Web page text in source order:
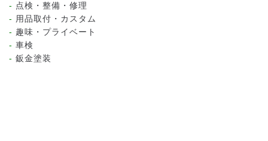
点検・整備・修理
用品取付・カスタム
趣味・プライベート
車検
鈑金塗装